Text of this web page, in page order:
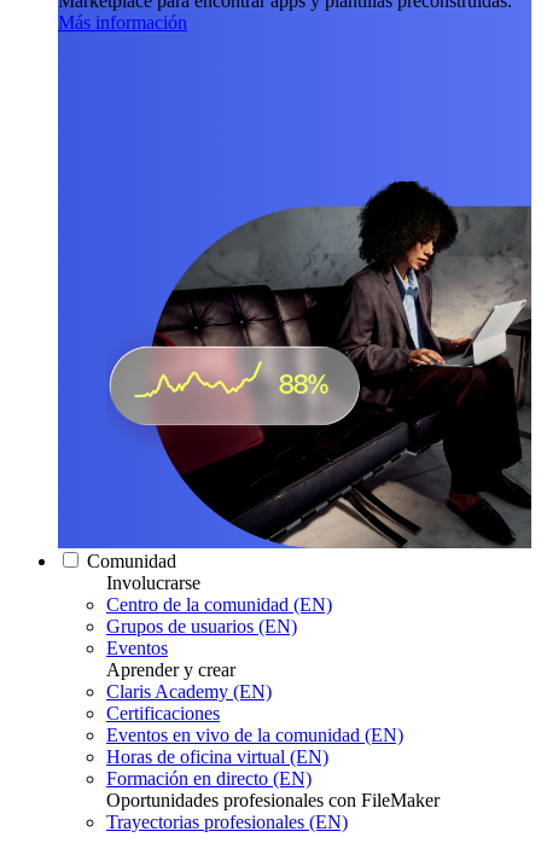
Más información
Comunidad
Involucrarse
Centro de la comunidad (EN)
Grupos de usuarios (EN)
Eventos
Aprender y crear
Claris Academy (EN)
Certificaciones
Eventos en vivo de la comunidad (EN)
Horas de oficina virtual (EN)
Formación en directo (EN)
Oportunidades profesionales con FileMaker
Trayectorias profesionales (EN)